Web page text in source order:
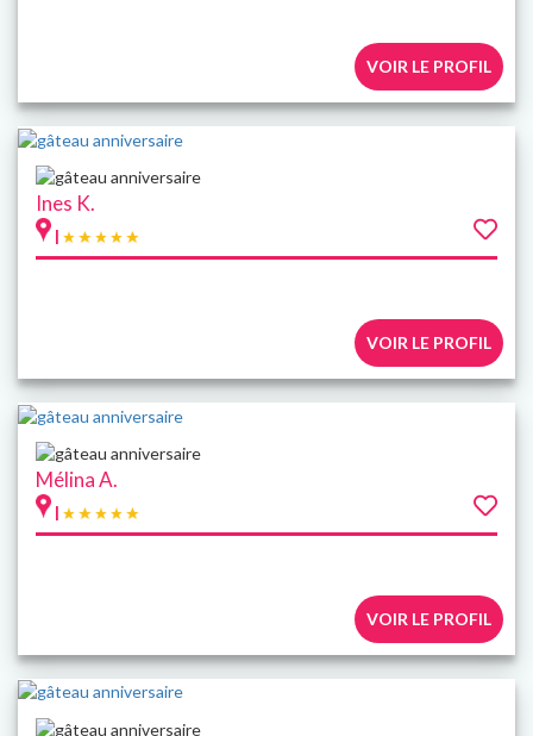
VOIR LE PROFIL
Ines K.
|
VOIR LE PROFIL
Mélina A.
|
VOIR LE PROFIL